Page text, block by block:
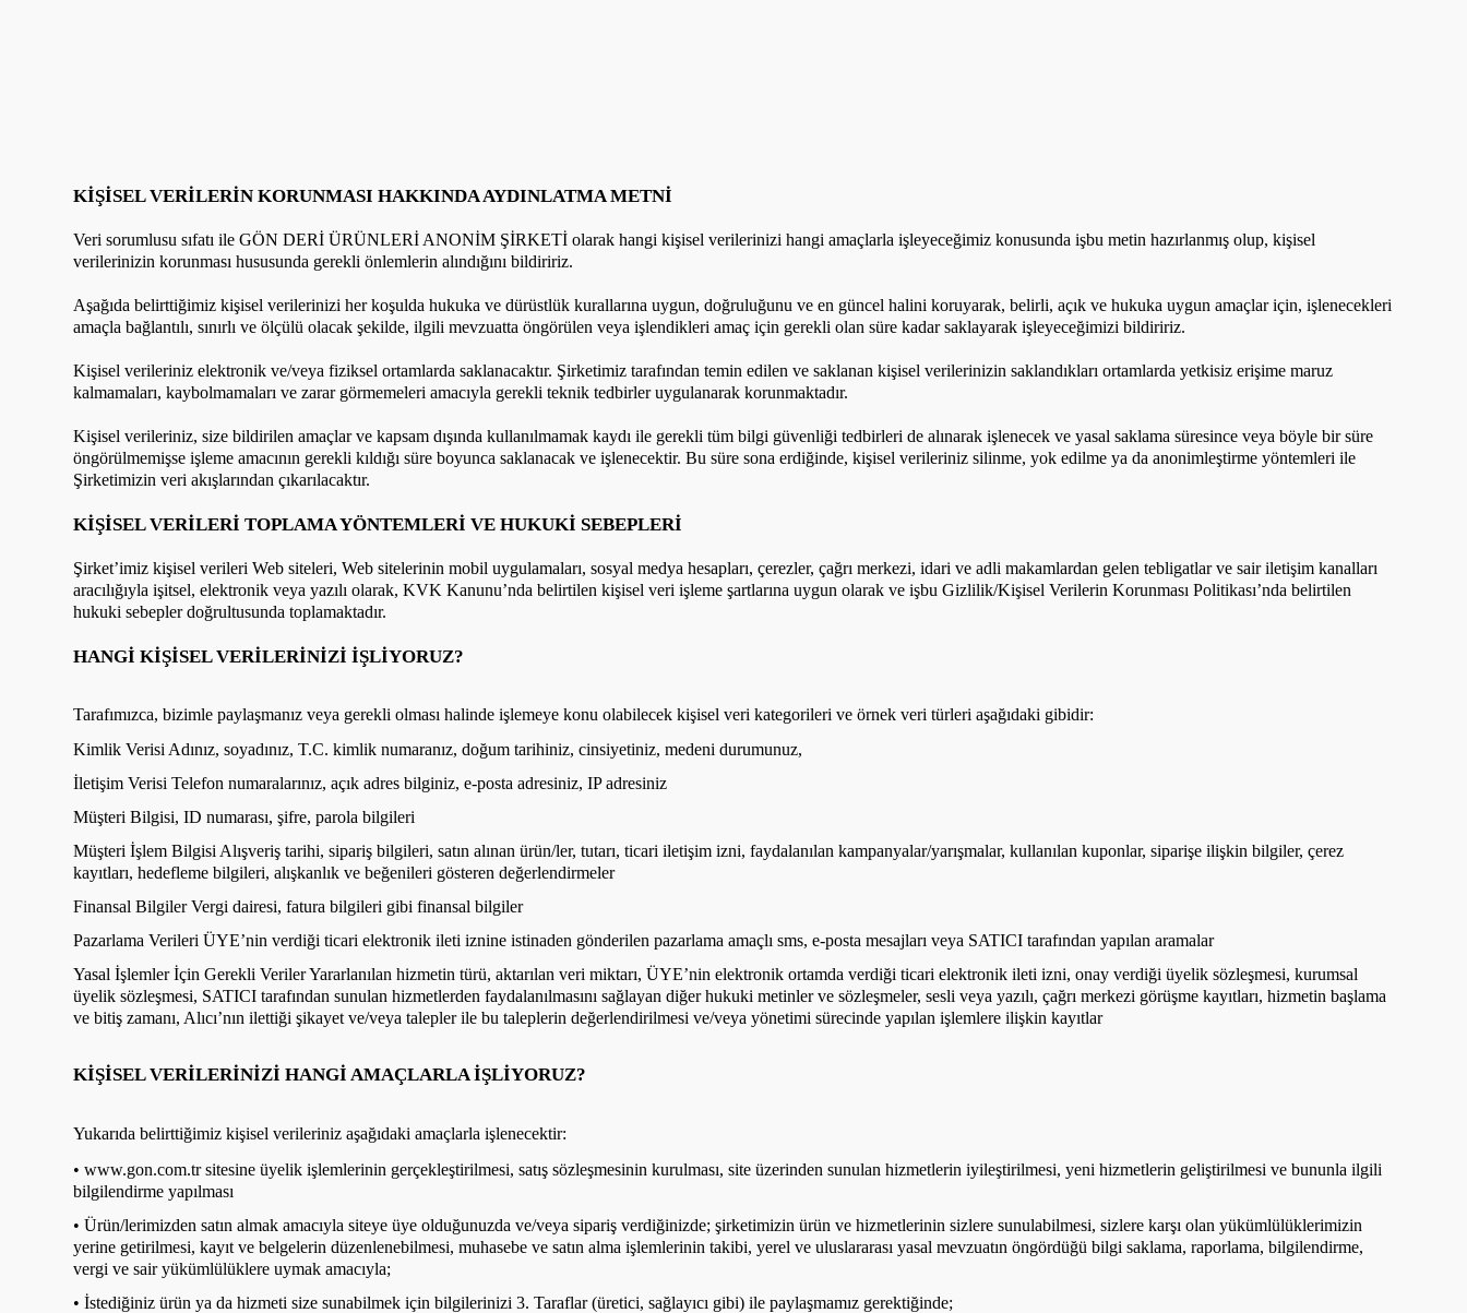
KİŞİSEL VERİLERİN KORUNMASI HAKKINDA AYDINLATMA METNİ
Veri sorumlusu sıfatı ile GÖN DERİ ÜRÜNLERİ ANONİM ŞİRKETİ olarak hangi kişisel verilerinizi hangi amaçlarla işleyeceğimiz konusunda işbu metin hazırlanmış olup, kişisel
verilerinizin korunması hususunda gerekli önlemlerin alındığını bildiririz.
Aşağıda belirttiğimiz kişisel verilerinizi her koşulda hukuka ve dürüstlük kurallarına uygun, doğruluğunu ve en güncel halini koruyarak, belirli, açık ve hukuka uygun amaçlar için, işlenecekleri
amaçla bağlantılı, sınırlı ve ölçülü olacak şekilde, ilgili mevzuatta öngörülen veya işlendikleri amaç için gerekli olan süre kadar saklayarak işleyeceğimizi bildiririz.
Kişisel verileriniz elektronik ve/veya fiziksel ortamlarda saklanacaktır. Şirketimiz tarafından temin edilen ve saklanan kişisel verilerinizin saklandıkları ortamlarda yetkisiz erişime maruz
kalmamaları, kaybolmamaları ve zarar görmemeleri amacıyla gerekli teknik tedbirler uygulanarak korunmaktadır.
Kişisel verileriniz, size bildirilen amaçlar ve kapsam dışında kullanılmamak kaydı ile gerekli tüm bilgi güvenliği tedbirleri de alınarak işlenecek ve yasal saklama süresince veya böyle bir süre
öngörülmemişse işleme amacının gerekli kıldığı süre boyunca saklanacak ve işlenecektir. Bu süre sona erdiğinde, kişisel verileriniz silinme, yok edilme ya da anonimleştirme yöntemleri ile
Şirketimizin veri akışlarından çıkarılacaktır.
KİŞİSEL VERİLERİ TOPLAMA YÖNTEMLERİ VE HUKUKİ SEBEPLERİ
Şirket’imiz kişisel verileri Web siteleri, Web sitelerinin mobil uygulamaları, sosyal medya hesapları, çerezler, çağrı merkezi, idari ve adli makamlardan gelen tebligatlar ve sair iletişim kanalları
aracılığıyla işitsel, elektronik veya yazılı olarak, KVK Kanunu’nda belirtilen kişisel veri işleme şartlarına uygun olarak ve işbu Gizlilik/Kişisel Verilerin Korunması Politikası’nda belirtilen
hukuki sebepler doğrultusunda toplamaktadır.
HANGİ KİŞİSEL VERİLERİNİZİ İŞLİYORUZ?
Tarafımızca, bizimle paylaşmanız veya gerekli olması halinde işlemeye konu olabilecek kişisel veri kategorileri ve örnek veri türleri aşağıdaki gibidir:
Kimlik Verisi Adınız, soyadınız, T.C. kimlik numaranız, doğum tarihiniz, cinsiyetiniz, medeni durumunuz,
İletişim Verisi Telefon numaralarınız, açık adres bilginiz, e-posta adresiniz, IP adresiniz
Müşteri Bilgisi, ID numarası, şifre, parola bilgileri
Müşteri İşlem Bilgisi Alışveriş tarihi, sipariş bilgileri, satın alınan ürün/ler, tutarı, ticari iletişim izni, faydalanılan kampanyalar/yarışmalar, kullanılan kuponlar, siparişe ilişkin bilgiler, çerez
kayıtları, hedefleme bilgileri, alışkanlık ve beğenileri gösteren değerlendirmeler
Finansal Bilgiler Vergi dairesi, fatura bilgileri gibi finansal bilgiler
Pazarlama Verileri ÜYE’nin verdiği ticari elektronik ileti iznine istinaden gönderilen pazarlama amaçlı sms, e-posta mesajları veya SATICI tarafından yapılan aramalar
Yasal İşlemler İçin Gerekli Veriler Yararlanılan hizmetin türü, aktarılan veri miktarı, ÜYE’nin elektronik ortamda verdiği ticari elektronik ileti izni, onay verdiği üyelik sözleşmesi, kurumsal
üyelik sözleşmesi, SATICI tarafından sunulan hizmetlerden faydalanılmasını sağlayan diğer hukuki metinler ve sözleşmeler, sesli veya yazılı, çağrı merkezi görüşme kayıtları, hizmetin başlama
ve bitiş zamanı, Alıcı’nın ilettiği şikayet ve/veya talepler ile bu taleplerin değerlendirilmesi ve/veya yönetimi sürecinde yapılan işlemlere ilişkin kayıtlar
KİŞİSEL VERİLERİNİZİ HANGİ AMAÇLARLA İŞLİYORUZ?
Yukarıda belirttiğimiz kişisel verileriniz aşağıdaki amaçlarla işlenecektir:
• www.gon.com.tr sitesine üyelik işlemlerinin gerçekleştirilmesi, satış sözleşmesinin kurulması, site üzerinden sunulan hizmetlerin iyileştirilmesi, yeni hizmetlerin geliştirilmesi ve bununla ilgili
bilgilendirme yapılması
• Ürün/lerimizden satın almak amacıyla siteye üye olduğunuzda ve/veya sipariş verdiğinizde; şirketimizin ürün ve hizmetlerinin sizlere sunulabilmesi, sizlere karşı olan yükümlülüklerimizin
yerine getirilmesi, kayıt ve belgelerin düzenlenebilmesi, muhasebe ve satın alma işlemlerinin takibi, yerel ve uluslararası yasal mevzuatın öngördüğü bilgi saklama, raporlama, bilgilendirme,
vergi ve sair yükümlülüklere uymak amacıyla;
• İstediğiniz ürün ya da hizmeti size sunabilmek için bilgilerinizi 3. Taraflar (üretici, sağlayıcı gibi) ile paylaşmamız gerektiğinde;